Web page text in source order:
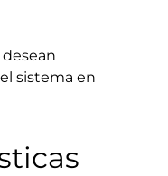
sistema en